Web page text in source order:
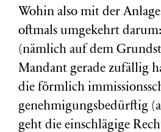
Wohin also mit der
oftmals umgekehrt darum:
(nämlich auf dem
Mandant gerade zufällig
die förmlich
genehmigungsbedürftig
geht die einschlägige